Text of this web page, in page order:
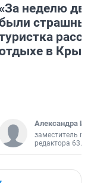
«За неделю
в
Александра
заместитель
редактора 63.RU